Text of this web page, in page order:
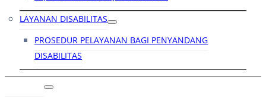
LAYANAN DISABILITAS
PROSEDUR PELAYANAN BAGI PENYANDANG
DISABILITAS